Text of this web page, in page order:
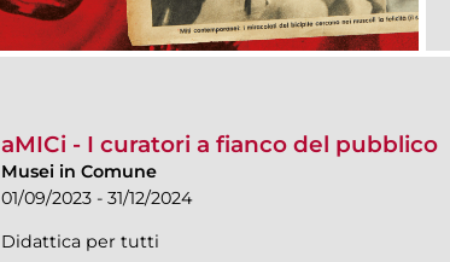
aMICi - I curatori a fianco del pubblico
Musei in Comune
01/09/2023 - 31/12/2024
Didattica per tutti